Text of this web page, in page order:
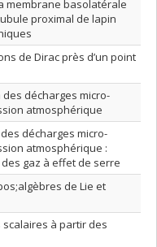
membrane basolatérale
proximal de lapin
de Dirac près d’un point
décharges micro-
atmosphérique
décharges micro-
atmosphérique :
gaz à effet de serre
de Lie et
à partir des